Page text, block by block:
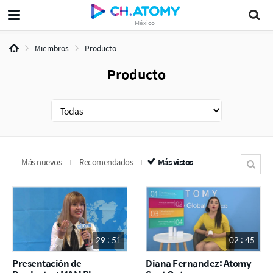
México
Miembros Producto
Producto
Más nuevos Recomendados Más vistos
29 : 51
Presentación de
02 : 45
Diana Fernandez: Atomy